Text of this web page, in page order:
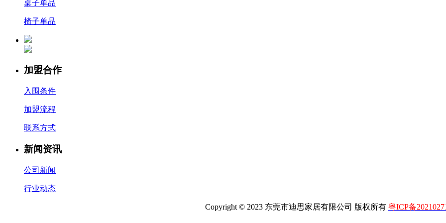
桌子单品
椅子单品
加盟合作
入围条件
加盟流程
联系方式
新闻资讯
公司新闻
行业动态
Copyright © 2023 东莞市迪思家居有限公司 版权所有 粤ICP备